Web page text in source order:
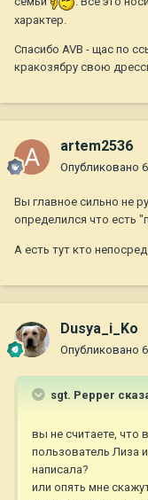
характер.
Спасибо AVB - щас по
кракозябру свою
artem2536
Опубликовано
Вы главное сильно не
определился что есть
А есть тут кто
Dusya_i_Ko
Опубликовано
sgt. Pepper
вы не считаете, что
пользователь Лиза
написала?
или опять мне